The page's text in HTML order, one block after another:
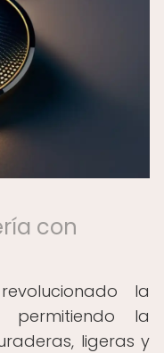
con
la
la
ligeras y